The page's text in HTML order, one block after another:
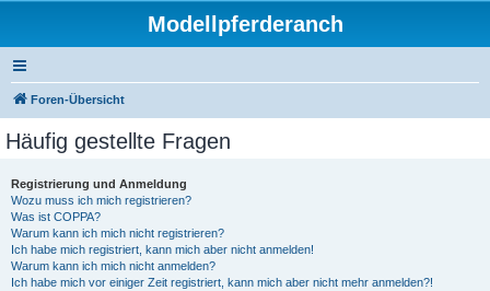
Modellpferderanch
Foren-Übersicht
Häufig gestellte Fragen
Registrierung und Anmeldung
Wozu muss ich mich registrieren?
Was ist COPPA?
Warum kann ich mich nicht registrieren?
Ich habe mich registriert, kann mich aber nicht anmelden!
Warum kann ich mich nicht anmelden?
Ich habe mich vor einiger Zeit registriert, kann mich aber nicht mehr anmelden?!